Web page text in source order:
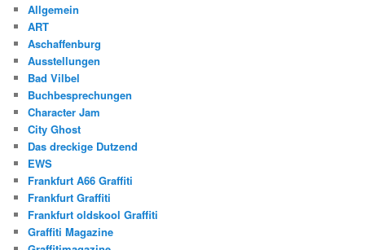
Allgemein
ART
Aschaffenburg
Ausstellungen
Bad Vilbel
Buchbesprechungen
Character Jam
City Ghost
Das dreckige Dutzend
EWS
Frankfurt A66 Graffiti
Frankfurt Graffiti
Frankfurt oldskool Graffiti
Graffiti Magazine